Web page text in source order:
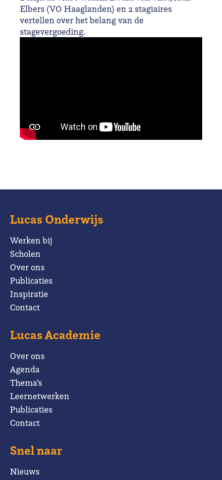
Elbers (VO Haaglanden) en 2 stagiaires
vertellen over het belang van de
stagevergoeding.
Lucas Onderwijs
Werken bij
Scholen
Over ons
Publicaties
Inspiratie
Contact
Lucas Academie
Over ons
Agenda
Thema’s
Leernetwerken
Publicaties
Contact
Snel naar
Nieuws